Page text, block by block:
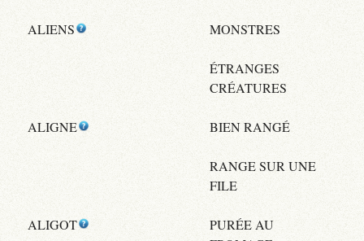
ALIENS MONSTRES
ÉTRANGES
CRÉATURES
ALIGNE BIEN RANGÉ
RANGE SUR UNE
FILE
ALIGOT
PURÉE AU